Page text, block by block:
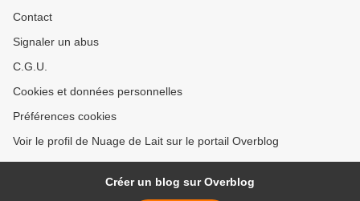
Contact
Signaler un abus
C.G.U.
Cookies et données personnelles
Préférences cookies
Voir le profil de Nuage de Lait sur le portail Overblog
Créer un blog sur Overblog